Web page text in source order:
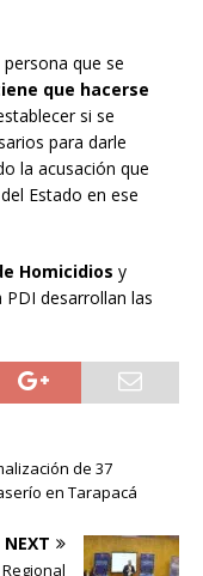
que se
que hacerse
si se
para darle
la acusación que
Estado en ese
Homicidios y
PDI desarrollan las
de 37
en Tarapacá
NEXT